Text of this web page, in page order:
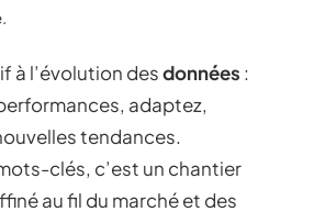
à l’évolution desdonnées :
adaptez,
tendances.
clés, c’est un chantier
au fil du marché et des